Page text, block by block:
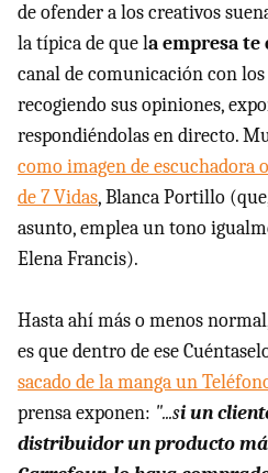
de ofender a los creativos
la típica de que la empresa te
canal de comunicación con
recogiendo sus opiniones,
respondiéndolas en directo.
como imagen de escuchadora
de 7 Vidas, Blanca Portillo
asunto, emplea un tono
Elena Francis).
Hasta ahí más o menos
es que dentro de ese
sacado de la manga un
prensa exponen: "...si un
distribuidor un producto